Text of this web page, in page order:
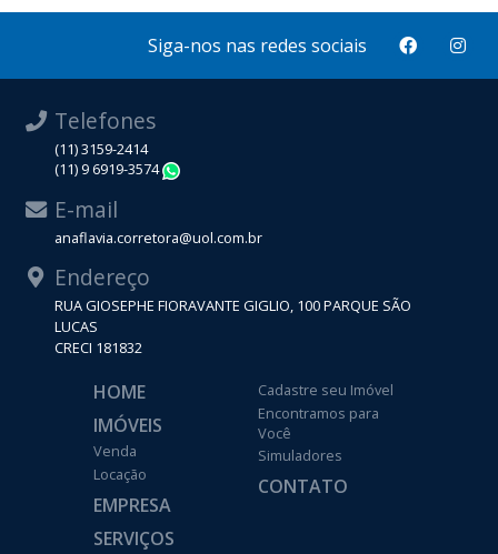
Siga-nos nas redes sociais
Telefones
(11) 3159-2414
(11) 9 6919-3574
E-mail
anaflavia.corretora@uol.com.br
Endereço
RUA GIOSEPHE FIORAVANTE GIGLIO, 100 PARQUE SÃO
LUCAS
CRECI 181832
HOME
IMÓVEIS
Venda
Locação
EMPRESA
SERVIÇOS
Cadastre seu Imóvel
Encontramos para
Você
Simuladores
CONTATO